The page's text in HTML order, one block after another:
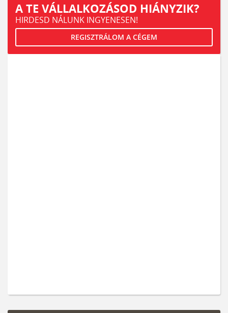
A TE VÁLLALKOZÁSOD HIÁNYZIK?
HIRDESD NÁLUNK INGYENESEN!
REGISZTRÁLOM A CÉGEM